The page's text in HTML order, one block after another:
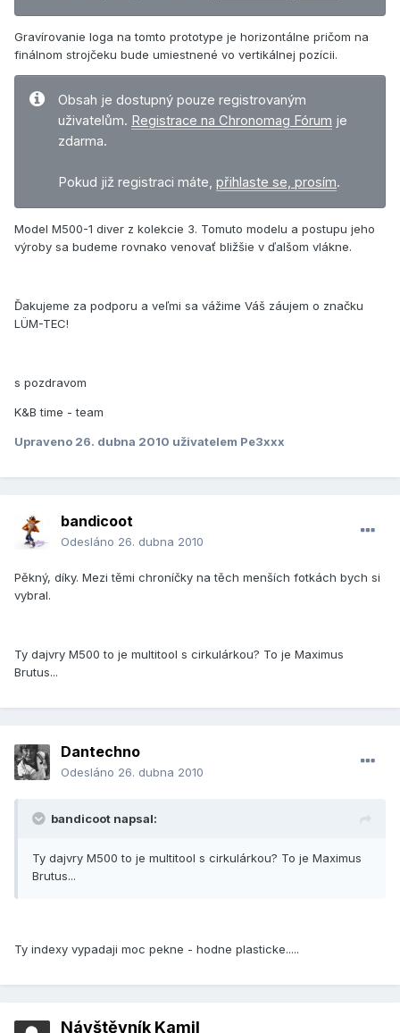
Gravírovanie loga na tomto prototype je horizontálne pričom na
finálnom strojčeku bude umiestnené vo vertikálnej pozícii.
Obsah je dostupný pouze registrovaným
uživatelům. Registrace na Chronomag Fórum je
zdarma.
Pokud již registraci máte, přihlaste se, prosím.
Model M500-1 diver z kolekcie 3. Tomuto modelu a postupu jeho
výroby sa budeme rovnako venovať bližšie v ďalšom vlákne.
Ďakujeme za podporu a veľmi sa vážime Váš záujem o značku
LÜM-TEC!
s pozdravom
K&B time - team
Upraveno 26. dubna 2010 uživatelem Pe3xxx
bandicoot
Odesláno 26. dubna 2010
Pěkný, díky. Mezi těmi chroníčky na těch menších fotkách bych si
vybral.
Ty dajvry M500 to je multitool s cirkulárkou? To je Maximus
Brutus...
Dantechno
Odesláno 26. dubna 2010
bandicoot napsal:
Ty dajvry M500 to je multitool s cirkulárkou? To je Maximus
Brutus...
Ty indexy vypadaji moc pekne - hodne plasticke.....
Návštěvník Kamil